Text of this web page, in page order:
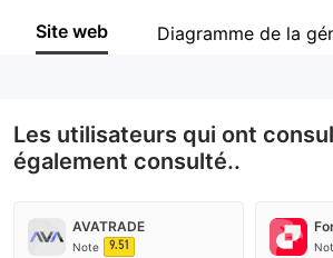
Personnel
Site web Diagramme de la
Les utilisateurs qui ont
également consulté..
AVATRADE
Note 9.51